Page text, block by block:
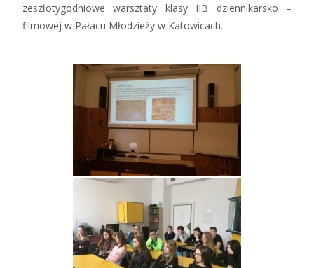
zeszłotygodniowe warsztaty klasy IIB dziennikarsko –
filmowej w Pałacu Młodzieży w Katowicach.